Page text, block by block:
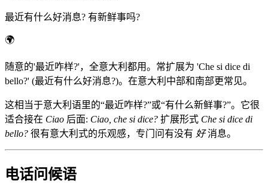
最近有什么好消息? 有新鲜事吗?
🌍
随意的'最近咋样?'，全意大利都用。常扩展为 'Che si dice di
bello?' (最近有什么好消息?)。在意大利中部和南部更常见。
这相当于意大利语里的“最近咋样?”或“有什么新鲜事?”。它很
适合接在 Ciao 后面: Ciao, che si dice? 扩展形式 Che si dice di
bello? 很有意大利式的乐观感，专门问有没有 好消息。
电话问候语